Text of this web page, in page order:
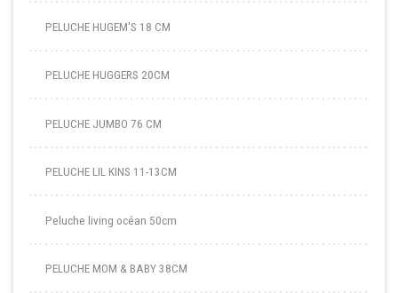
PELUCHE HUGEM'S 18 CM
PELUCHE HUGGERS 20CM
PELUCHE JUMBO 76 CM
PELUCHE LIL KINS 11-13CM
Peluche living océan 50cm
PELUCHE MOM & BABY 38CM